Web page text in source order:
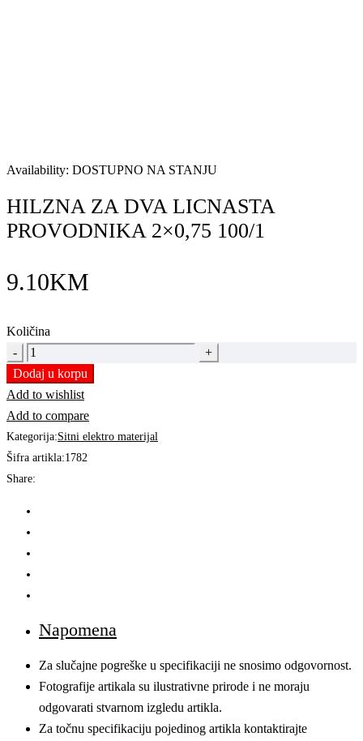
Availability: DOSTUPNO NA STANJU
HILZNA ZA DVA LICNASTA
PROVODNIKA 2×0,75 100/1
9.10KM
Količina
HILZNA
ZA
DVA
LICNASTA
PROVODNIKA
2x0,75
100/1
Dodaj u korpu
Add to wishlist
Add to compare
Kategorija:Sitni elektro materijal
Šifra artikla:1782
Share:
Napomena
Za slučajne pogreške u specifikaciji ne snosimo odgovornost.
Fotografije artikala su ilustrativne prirode i ne moraju
odgovarati stvarnom izgledu artikla.
Za točnu specifikaciju pojedinog artikla kontaktirajte